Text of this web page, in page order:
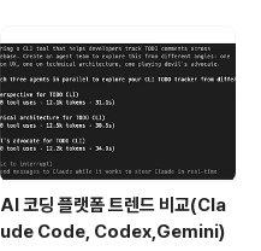
AI 코딩 플랫폼 트렌드 비교(Cla
ude Code, Codex,Gemini)